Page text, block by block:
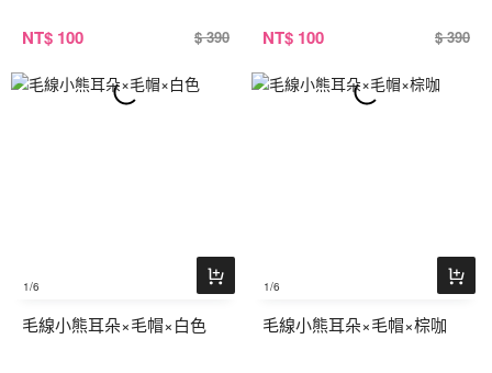
NT$ 100 $ 390 NT$ 100 $ 390
1/6
毛線小熊耳朵×毛帽×白色
1/6
毛線小熊耳朵×毛帽×棕咖